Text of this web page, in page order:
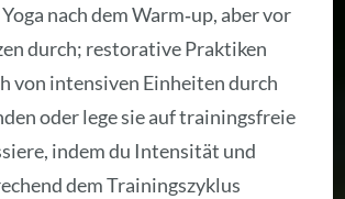
nach dem Warm‑up, aber vor
durch; restorative Praktiken
von intensiven Einheiten durch
oder lege sie auf trainingsfreie
indem du Intensität und
dem Trainingszyklus